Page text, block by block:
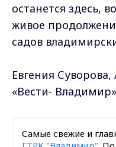
останется здесь,
живое
садов
Евгения
«Вести-
Самые свежие и